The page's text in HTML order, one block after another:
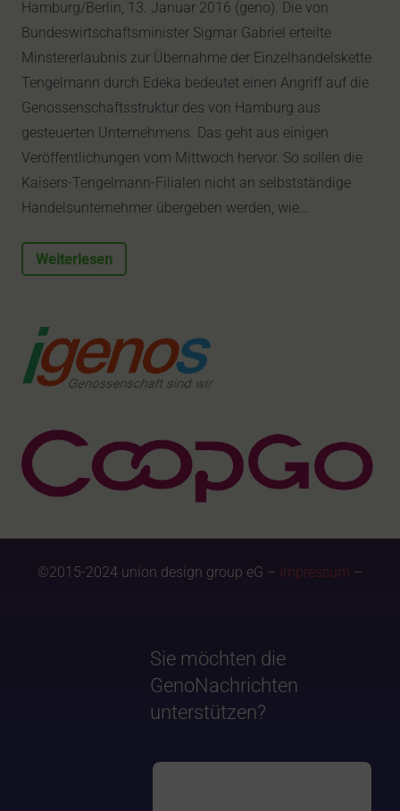
Hamburg/Berlin, 13. Januar 2016 (geno). Die von
Bundeswirtschaftsminister Sigmar Gabriel erteilte
Minstererlaubnis zur Übernahme der Einzelhandelskette
Tengelmann durch Edeka bedeutet einen Angriff auf die
Genossenschaftsstruktur des von Hamburg aus
gesteuerten Unternehmens. Das geht aus einigen
Veröffentlichungen vom Mittwoch hervor. So sollen die
Kaisers-Tengelmann-Filialen nicht an selbstständige
Handelsunternehmer übergeben werden, wie…
Weiterlesen
©2015-2024 union design group eG – Impressum –
Sie möchten die
GenoNachrichten
unterstützen?